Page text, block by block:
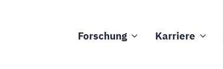
Forschung Karriere